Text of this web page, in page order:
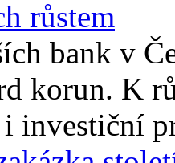
růstem
bank v
korun. K
investiční